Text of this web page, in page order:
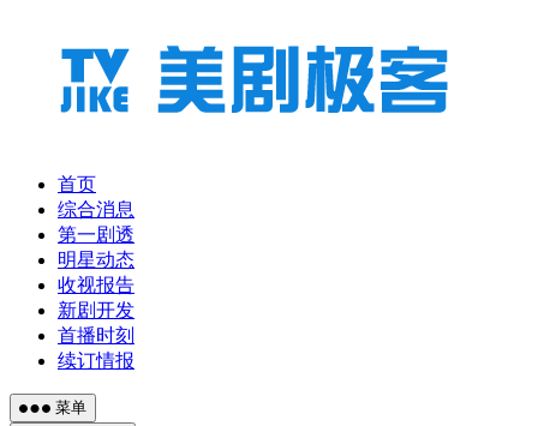
首页
综合消息
第一剧透
明星动态
收视报告
新剧开发
首播时刻
续订情报
菜单